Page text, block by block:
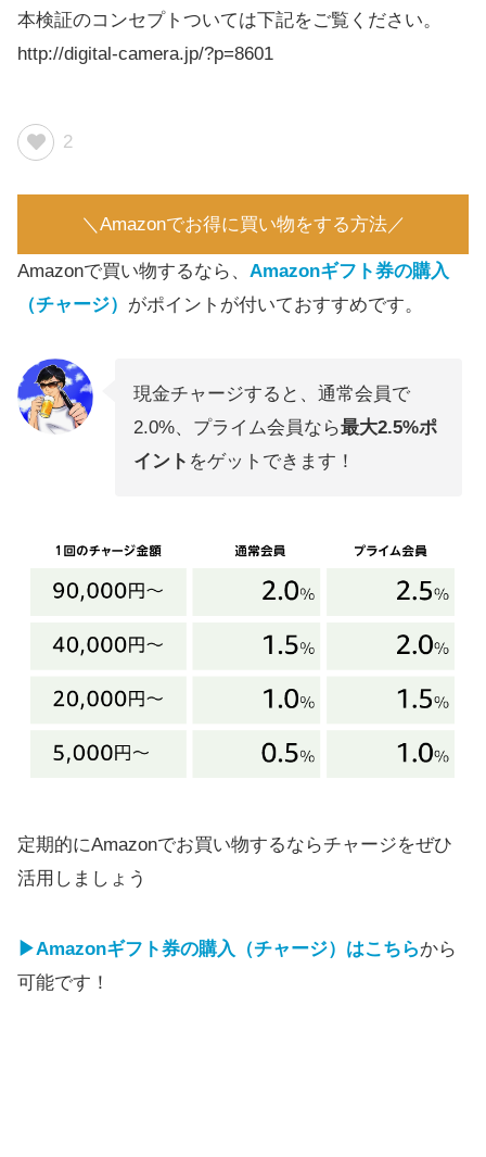
本検証のコンセプトついては下記をご覧ください。
http://digital-camera.jp/?p=8601
2
＼Amazonでお得に買い物をする方法／
Amazonで買い物するなら、 Amazonギフト券の購入
（チャージ） がポイントが付いておすすめです。
現金チャージすると、通常会員で
2.0%、プライム会員なら最大2.5%ポ
イント をゲットできます！
定期的にAmazonでお買い物するならチャージをぜひ
活用しましょう
▶Amazonギフト券の購入（チャージ）はこちらから
可能です！